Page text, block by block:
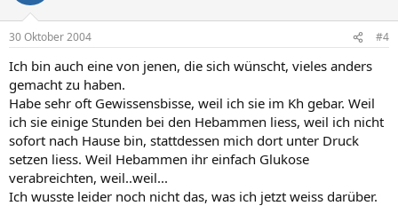
30 Oktober 2004 #4
Ich bin auch eine von jenen, die sich wünscht, vieles anders
gemacht zu haben.
Habe sehr oft Gewissensbisse, weil ich sie im Kh gebar. Weil
ich sie einige Stunden bei den Hebammen liess, weil ich nicht
sofort nach Hause bin, stattdessen mich dort unter Druck
setzen liess. Weil Hebammen ihr einfach Glukose
verabreichten, weil..weil...
Ich wusste leider noch nicht das, was ich jetzt weiss darüber.